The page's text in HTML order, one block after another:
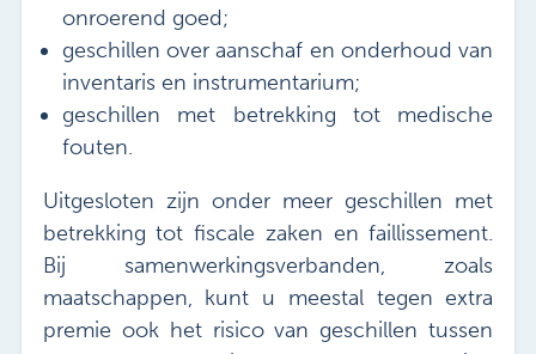
onroerend goed;
geschillen over aanschaf en onderhoud van
inventaris en instrumentarium;
geschillen met betrekking tot medische
fouten.
Uitgesloten zijn onder meer geschillen met
betrekking tot fiscale zaken en faillissement.
Bij samenwerkingsverbanden, zoals
maatschappen, kunt u meestal tegen extra
premie ook het risico van geschillen tussen